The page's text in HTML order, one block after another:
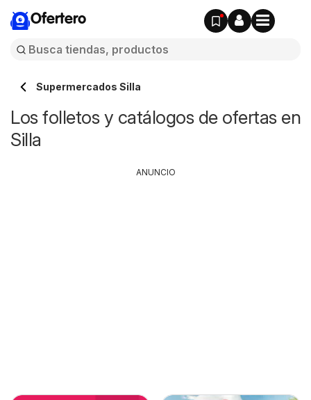
Ofertero
Supermercados Silla
Los folletos y catálogos de ofertas en
Silla
ANUNCIO